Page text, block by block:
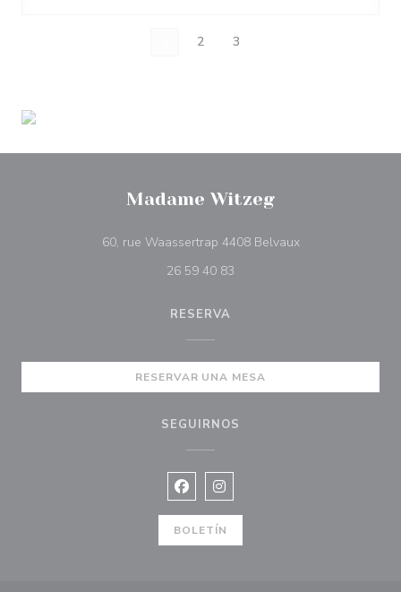
2 3
Madame Witzeg
60, rue Waassertrap 4408 Belvaux((abre en una
26 59 40 83
RESERVA
RESERVAR UNA MESA
SEGUIRNOS
Facebook ((abre en una nueva
Instagram ((abre en una
BOLETÍN